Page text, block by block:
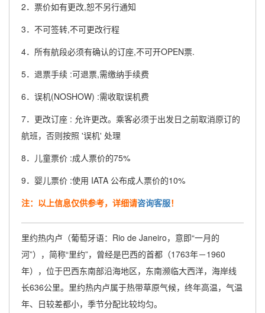
2．票价如有更改,恕不另行通知
3．不可签转,不可更改行程
4．所有航段必须有确认的订座,不可开OPEN票.
5．退票手续 :可退票,需缴纳手续费
6．误机(NOSHOW) :需收取误机费
7．更改订座 : 允许更改。乘客必须于出发日之前取消原订的
航班，否则按照 '误机' 处理
8．儿童票价 :成人票价的75%
9．婴儿票价 :使用 IATA 公布成人票价的10%
注：以上信息仅供参考，详细请咨询客服！
里约热内卢（葡萄牙语：Rio de Janeiro，意即“一月的
河”），简称“里约”，曾经是巴西的首都（1763年－1960
年），位于巴西东南部沿海地区，东南濒临大西洋，海岸线
长636公里。里约热内卢属于热带草原气候，终年高温，气温
年、日较差都小，季节分配比较均匀。